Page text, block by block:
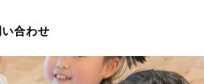
合わせ